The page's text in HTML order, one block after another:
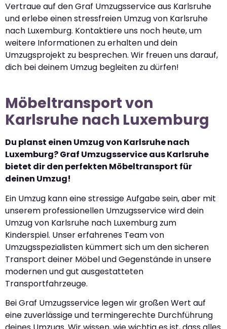
Vertraue auf den Graf Umzugsservice aus Karlsruhe
und erlebe einen stressfreien Umzug von Karlsruhe
nach Luxemburg. Kontaktiere uns noch heute, um
weitere Informationen zu erhalten und dein
Umzugsprojekt zu besprechen. Wir freuen uns darauf,
dich bei deinem Umzug begleiten zu dürfen!
Möbeltransport von
Karlsruhe nach Luxemburg
Du planst einen Umzug von Karlsruhe nach
Luxemburg? Graf Umzugsservice aus Karlsruhe
bietet dir den perfekten Möbeltransport für
deinen Umzug!
Ein Umzug kann eine stressige Aufgabe sein, aber mit
unserem professionellen Umzugsservice wird dein
Umzug von Karlsruhe nach Luxemburg zum
Kinderspiel. Unser erfahrenes Team von
Umzugsspezialisten kümmert sich um den sicheren
Transport deiner Möbel und Gegenstände in unsere
modernen und gut ausgestatteten
Transportfahrzeuge.
Bei Graf Umzugsservice legen wir großen Wert auf
eine zuverlässige und termingerechte Durchführung